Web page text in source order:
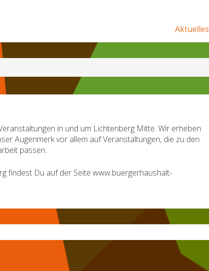
Aktuelles
in und um Lichtenberg Mitte. Wir erheben
Augenmerk vor allem auf Veranstaltungen, die zu den
passen.
findest Du auf der Seite www.buergerhaushalt-